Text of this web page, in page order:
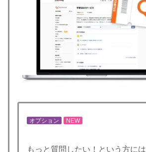
オプション NEW
もっと質問したい！という方には